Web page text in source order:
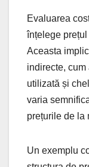
Evaluarea
înțelege
Aceasta
indirecte,
utilizată și
varia
prețurile de la
Un exemplu